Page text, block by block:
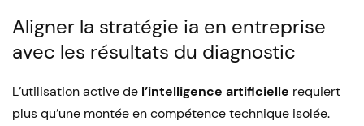
Aligner la stratégie ia en entreprise
avec les résultats du diagnostic
L’utilisation active de l’intelligence artificielle requiert
plus qu’une montée en compétence technique isolée.